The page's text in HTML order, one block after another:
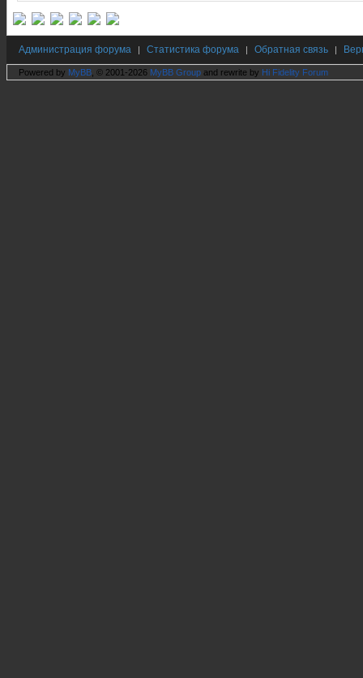
Администрация форума | Статистика форума | Обратная связь |
Powered by MyBB , © 2001-2026 MyBB Group and rewrite by Hi Fidelity Forum